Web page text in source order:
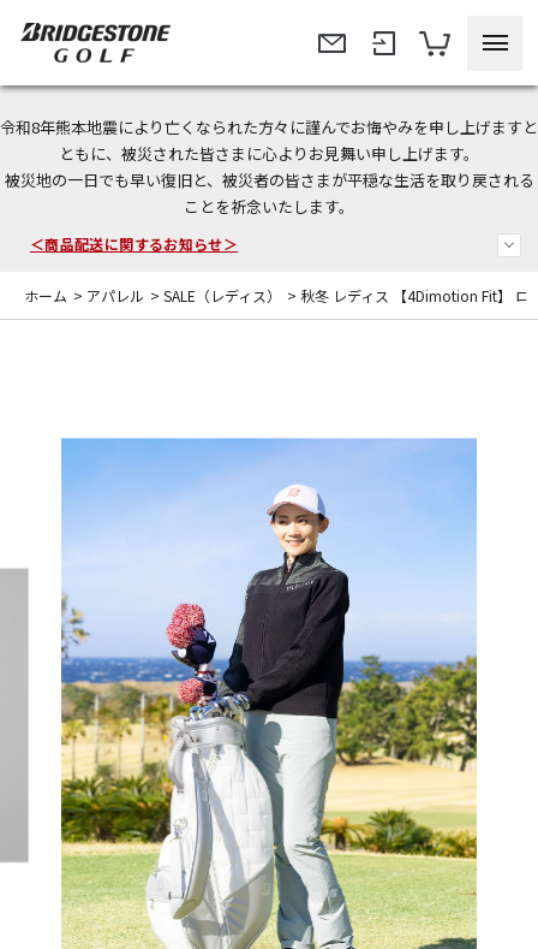
令和8年熊本地震により亡くなられた方々に謹んでお悔やみを申し上げますと
ともに、被災された皆さまに心よりお見舞い申し上げます。
被災地の一日でも早い復旧と、被災者の皆さまが平穏な生活を取り戻される
ことを祈念いたします。
今なら新規会員登録で1,000円OFFクーポンプレゼント！
＜商品配送に関するお知らせ＞
＜夏季休暇中のご注文・発送・お問い合わせ＞
ホーム > アパレル > SALE（レディス） > 秋冬 レディス 【4Dimotion Fit】 ロ